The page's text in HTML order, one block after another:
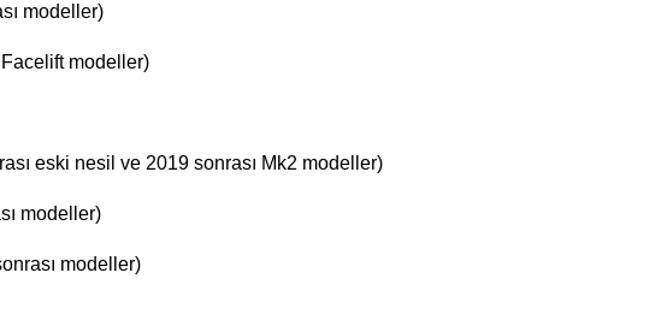
modeller)
modeller)
eski nesil ve 2019 sonrası Mk2 modeller)
modeller)
modeller)